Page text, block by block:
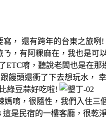
， 還有跨年的台東之旅
，有阿粿麻在，我也是
ETC唷，聽說老闆也是在那
頭還衝了下去想玩水，
綠豆蒜好吃啦!
唷，很隨性，我們入住
這是民宿的一樓客廳，很乾